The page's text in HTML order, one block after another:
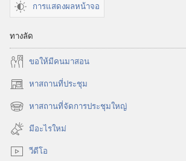
การแสดงผลหน้าจอ
ทางลัด
ขอ​ให้​มี​คน​มา​สอน
หาสถานที่ประชุม
(เปิด
หน้าต่างหาสถานที่จัดการประชุมใหญ่
(เปิด
หน้าต่าง
ใหม่)
มีอะไรใหม่
วีดีโอ